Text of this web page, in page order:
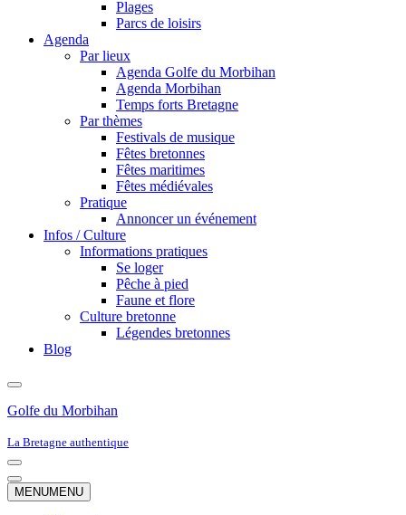
Plages
Parcs de loisirs
Agenda
Par lieux
Agenda Golfe du Morbihan
Agenda Morbihan
Temps forts Bretagne
Par thèmes
Festivals de musique
Fêtes bretonnes
Fêtes maritimes
Fêtes médiévales
Pratique
Annoncer un événement
Infos / Culture
Informations pratiques
Se loger
Pêche à pied
Faune et flore
Culture bretonne
Légendes bretonnes
Blog
Golfe du Morbihan
La Bretagne authentique
Menu
de
navigation
Menu
de
MENUMENU